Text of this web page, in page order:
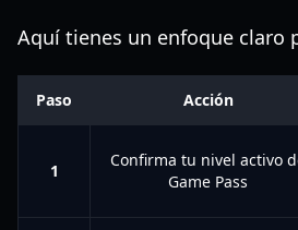
Aquí tienes un enfoque claro
Paso Acción
1
Confirma tu nivel activo
Game Pass